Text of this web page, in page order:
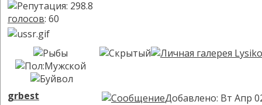
голосов: 60
grbest Добавлено: Вт Апр